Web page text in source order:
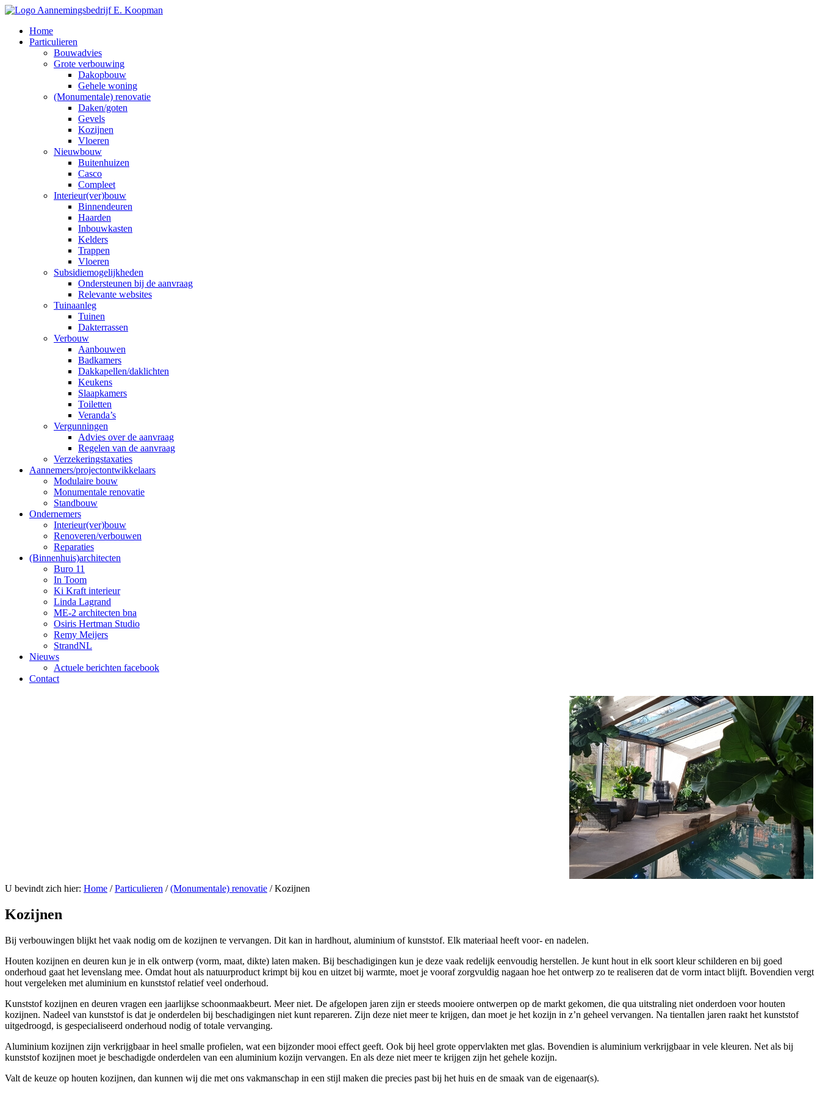
Home
Particulieren
Bouwadvies
Grote verbouwing
Dakopbouw
Gehele woning
(Monumentale) renovatie
Daken/goten
Gevels
Kozijnen
Vloeren
Nieuwbouw
Buitenhuizen
Casco
Compleet
Interieur(ver)bouw
Binnendeuren
Haarden
Inbouwkasten
Kelders
Trappen
Vloeren
Subsidiemogelijkheden
Ondersteunen bij de aanvraag
Relevante websites
Tuinaanleg
Tuinen
Dakterrassen
Verbouw
Aanbouwen
Badkamers
Dakkapellen/daklichten
Keukens
Slaapkamers
Toiletten
Veranda’s
Vergunningen
Advies over de aanvraag
Regelen van de aanvraag
Verzekeringstaxaties
Aannemers/projectontwikkelaars
Modulaire bouw
Monumentale renovatie
Standbouw
Ondernemers
Interieur(ver)bouw
Renoveren/verbouwen
Reparaties
(Binnenhuis)architecten
Buro 11
In Toom
Ki Kraft interieur
Linda Lagrand
ME-2 architecten bna
Osiris Hertman Studio
Remy Meijers
StrandNL
Nieuws
Actuele berichten facebook
Contact
U bevindt zich hier: Home / Particulieren / (Monumentale) renovatie /Kozijnen
Kozijnen
Bij verbouwingen blijkt het vaak nodig om de kozijnen te vervangen. Dit kan in hardhout, aluminium of kunststof. Elk materiaal heeft voor- en nadelen.
Houten kozijnen en deuren kun je in elk ontwerp (vorm, maat, dikte) laten maken. Bij beschadigingen kun je deze vaak redelijk eenvoudig herstellen. Je kunt hout in elk soort kleur schilderen en bij goed
onderhoud gaat het levenslang mee. Omdat hout als natuurproduct krimpt bij kou en uitzet bij warmte, moet je vooraf zorgvuldig nagaan hoe het ontwerp zo te realiseren dat de vorm intact blijft. Bovendien vergt
hout vergeleken met aluminium en kunststof relatief veel onderhoud.
Kunststof kozijnen en deuren vragen een jaarlijkse schoonmaakbeurt. Meer niet. De afgelopen jaren zijn er steeds mooiere ontwerpen op de markt gekomen, die qua uitstraling niet onderdoen voor houten
kozijnen. Nadeel van kunststof is dat je onderdelen bij beschadigingen niet kunt repareren. Zijn deze niet meer te krijgen, dan moet je het kozijn in z’n geheel vervangen. Na tientallen jaren raakt het kunststof
uitgedroogd, is gespecialiseerd onderhoud nodig of totale vervanging.
Aluminium kozijnen zijn verkrijgbaar in heel smalle profielen, wat een bijzonder mooi effect geeft. Ook bij heel grote oppervlakten met glas. Bovendien is aluminium verkrijgbaar in vele kleuren. Net als bij
kunststof kozijnen moet je beschadigde onderdelen van een aluminium kozijn vervangen. En als deze niet meer te krijgen zijn het gehele kozijn.
Valt de keuze op houten kozijnen, dan kunnen wij die met ons vakmanschap in een stijl maken die precies past bij het huis en de smaak van de eigenaar(s).